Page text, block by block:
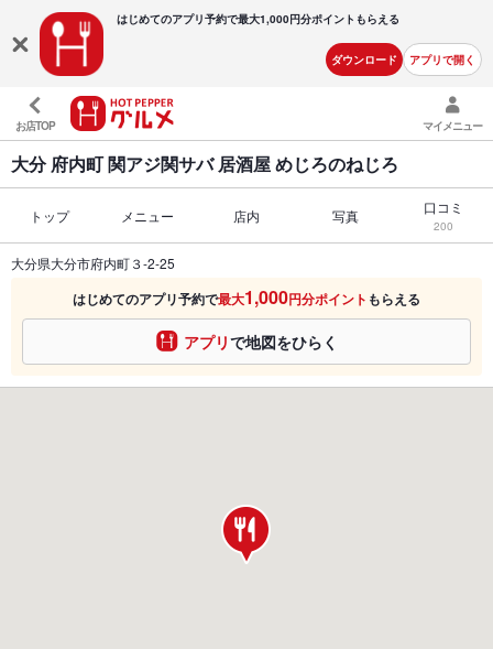
はじめてのアプリ予約で最大1,000円分ポイントもらえる
ダウンロード アプリで開く
お店TOP マイメニュー
大分 府内町 関アジ関サバ 居酒屋 めじろのねじろ
トップ メニュー 店内 写真 口コミ
200
大分県大分市府内町３-2-25
はじめてのアプリ予約で最大1,000円分ポイント もらえる
アプリで地図をひらく